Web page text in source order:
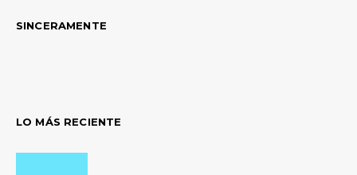
SINCERAMENTE
LO MÁS RECIENTE